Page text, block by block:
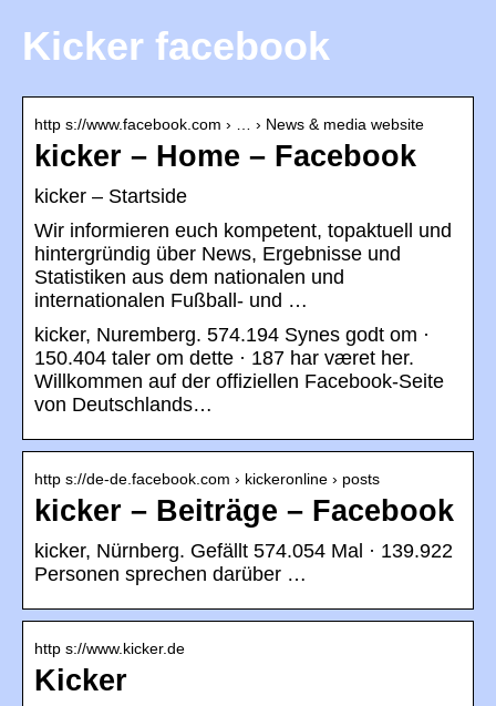
Kicker facebook
http s://www.facebook.com › … › News & media website
kicker – Home – Facebook
kicker – Startside
Wir informieren euch kompetent, topaktuell und
hintergründig über News, Ergebnisse und
Statistiken aus dem nationalen und
internationalen Fußball- und …
kicker, Nuremberg. 574.194 Synes godt om ·
150.404 taler om dette · 187 har været her.
Willkommen auf der offiziellen Facebook-Seite
von Deutschlands…
http s://de-de.facebook.com › kickeronline › posts
kicker – Beiträge – Facebook
kicker, Nürnberg. Gefällt 574.054 Mal · 139.922
Personen sprechen darüber …
http s://www.kicker.de
Kicker